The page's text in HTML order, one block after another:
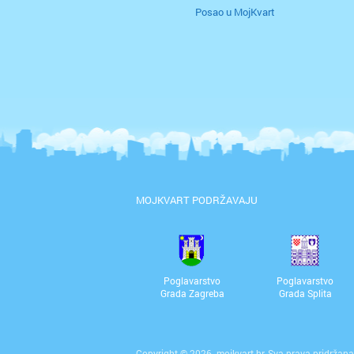
Posao u MojKvart
MOJKVART PODRŽAVAJU
Poglavarstvo
Grada Zagreba
Poglavarstvo
Grada Splita